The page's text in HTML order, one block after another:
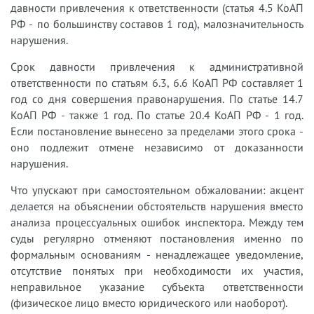
давности привлечения к ответственности (статья 4.5 КоАП
РФ - по большинству составов 1 год), малозначительность
нарушения.
Срок давности привлечения к административной
ответственности по статьям 6.3, 6.6 КоАП РФ составляет 1
год со дня совершения правонарушения. По статье 14.7
КоАП РФ - также 1 год. По статье 20.4 КоАП РФ - 1 год.
Если постановление вынесено за пределами этого срока -
оно подлежит отмене независимо от доказанности
нарушения.
Что упускают при самостоятельном обжаловании: акцент
делается на объяснении обстоятельств нарушения вместо
анализа процессуальных ошибок инспектора. Между тем
суды регулярно отменяют постановления именно по
формальным основаниям - ненадлежащее уведомление,
отсутствие понятых при необходимости их участия,
неправильное указание субъекта ответственности
(физическое лицо вместо юридического или наоборот).